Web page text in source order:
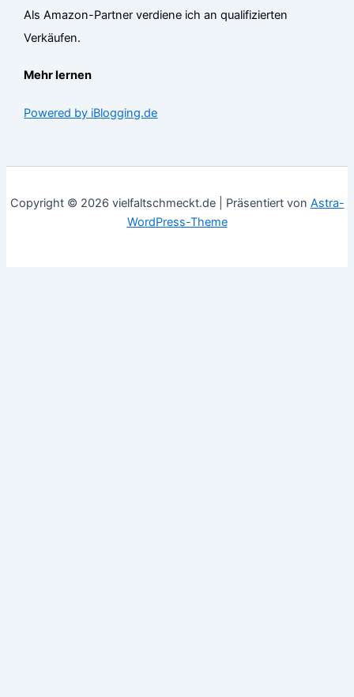
Als Amazon-Partner verdiene ich an qualifizierten
Verkäufen.
Mehr lernen
Powered by iBlogging.de
Copyright © 2026 vielfaltschmeckt.de | Präsentiert von Astra-
WordPress-Theme